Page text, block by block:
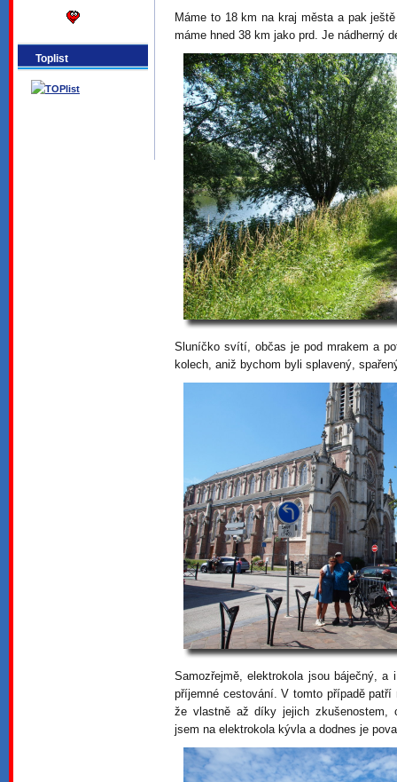
Toplist
Máme to 18 km na kraj města a pak
máme hned 38 km jako prd. Je nádherný
Sluníčko svítí, občas je pod mrakem a
kolech, aniž bychom byli splavený,
Samozřejmě, elektrokola jsou báječný,
příjemné cestování. V tomto případě
že vlastně až díky jejich zkušenostem,
jsem na elektrokola kývla a dodnes je